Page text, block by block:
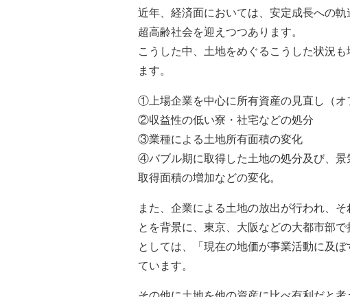
近年、経済面においては、安定成長への
超高齢社会を迎えつつあります。
こうした中、土地をめぐるこうした状況
ます。
①上場企業を中心に所有資産の見直し（オ
②収益性の低い寮・社宅などの処分
③業種による土地所有面積の変化
④バブル期に取得した土地の処分及び、
取得面積の増加などの変化。
また、企業による土地の放出が行われ、
とを背景に、東京、大阪などの大都市部
としては、「現在の地価が事業活動に及
ています。